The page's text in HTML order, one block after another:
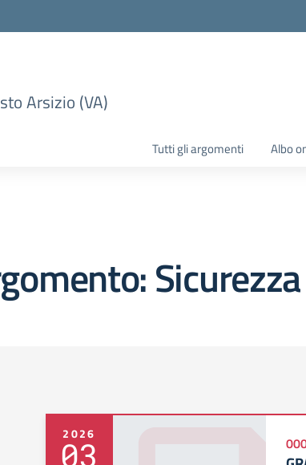
Arsizio (VA)
Tutti gli argomenti Albo
Sicurezza
2026
03